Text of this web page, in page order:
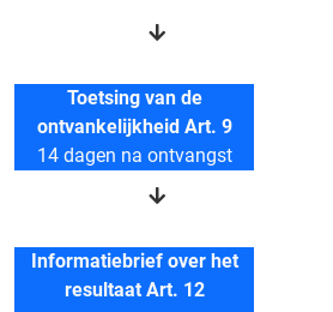
Toetsing van de
ontvankelijkheid Art. 9
14 dagen na ontvangst
Informatiebrief over het
resultaat Art. 12